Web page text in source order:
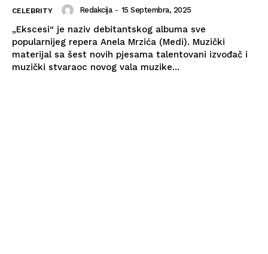
CELEBRITY Redakcija - 15 Septembra, 2025
„Ekscesi“ je naziv debitantskog albuma sve
popularnijeg repera Anela Mrzića (Medi). Muzički
materijal sa šest novih pjesama talentovani izvođač i
muzički stvaraoc novog vala muzike...